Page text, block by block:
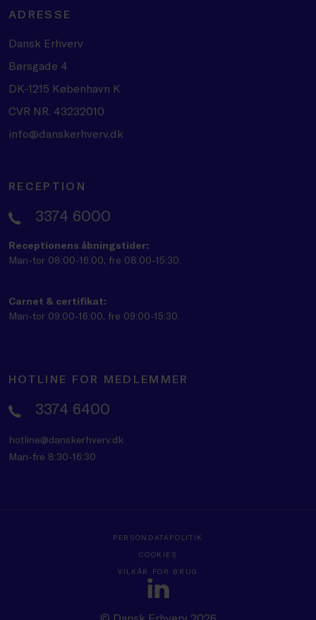
ADRESSE
Dansk Erhverv
Børsgade 4
DK-1215 København K
CVR NR. 43232010
info@danskerhverv.dk
RECEPTION
3374 6000
Receptionens åbningstider:
Man-tor 08:00-16:00, fre 08:00-15:30.
Carnet & certifikat:
Man-tor 09:00-16:00, fre 09:00-15:30.
HOTLINE FOR MEDLEMMER
3374 6400
hotline@danskerhverv.dk
Man-fre 8:30-16:30
PERSONDATAPOLITIK
COOKIES
VILKÅR FOR BRUG